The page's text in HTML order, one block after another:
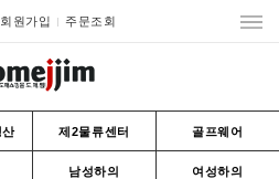
회원가입 주문조회
산 제2물류센터 골프웨어
남성하의 여성하의